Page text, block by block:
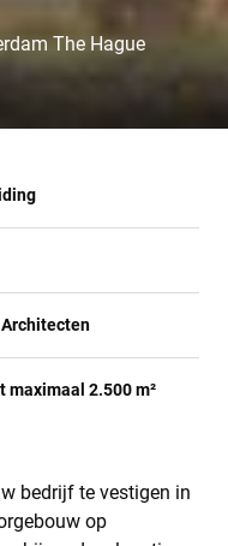
The Hague
maximaal 2.500 m²
bedrijf te vestigen in
op